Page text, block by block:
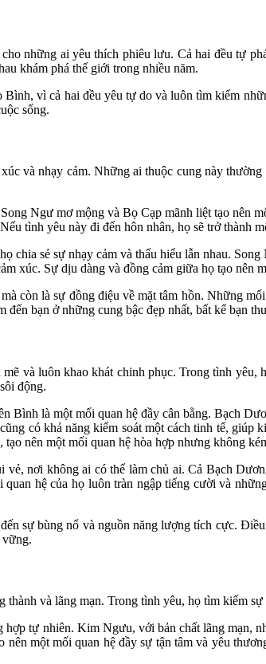
những ai yêu thích phiêu lưu. Cả hai đều tự
khám phá thế giới trong nhiều năm.
Bình, vì cả hai đều yêu tự do và luôn tìm kiếm
sống.
và nhạy cảm. Những ai thuộc cung này
Ngư mơ mộng và Bọ Cạp mãnh liệt tạo nên
tình yêu này đi đến hôn nhân, họ sẽ trở thành
chia sẻ sự nhạy cảm và thấu hiểu lẫn nhau.
xúc. Sự dịu dàng và đồng cảm giữa họ tạo nên
còn là sự đồng điệu về mặt tâm hồn. Những
bạn ở những cung bậc đẹp nhất, bất kể bạn
và luôn khao khát chinh phục. Trong tình
động.
Bình là một mối quan hệ đầy cân bằng. Bạch
có khả năng kiểm soát một cách tinh tế,
nên một mối quan hệ hòa hợp nhưng không
vẻ, nơi không ai có thể làm chủ ai. Cả Bạch
hệ của họ luôn tràn ngập tiếng cười và
sự bùng nổ và nguồn năng lượng tích cực.
vững.
thành và lãng mạn. Trong tình yêu, họ tìm kiếm
tự nhiên. Kim Ngưu, với bản chất lãng mạn,
nên một mối quan hệ đầy sự tận tâm và yêu